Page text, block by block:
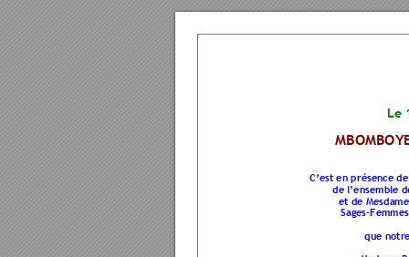
Le
C’est en présence de
de l’ensemble
et de
Sages-Femme
que